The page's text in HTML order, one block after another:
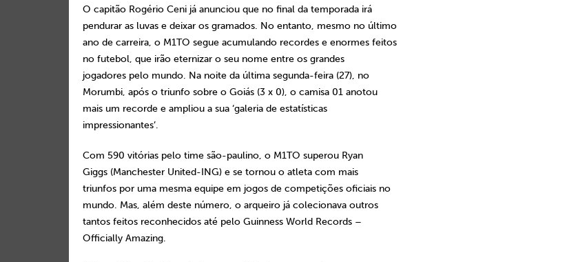
O capitão Rogério Ceni já anunciou que no final da temporada irá
pendurar as luvas e deixar os gramados. No entanto, mesmo no último
ano de carreira, o M1TO segue acumulando recordes e enormes feitos
no futebol, que irão eternizar o seu nome entre os grandes
jogadores pelo mundo. Na noite da última segunda-feira (27), no
Morumbi, após o triunfo sobre o Goiás (3 x 0), o camisa 01 anotou
mais um recorde e ampliou a sua ‘galeria de estatísticas
impressionantes’.
Com 590 vitórias pelo time são-paulino, o M1TO superou Ryan
Giggs (Manchester United-ING) e se tornou o atleta com mais
triunfos por uma mesma equipe em jogos de competições oficiais no
mundo. Mas, além deste número, o arqueiro já colecionava outros
tantos feitos reconhecidos até pelo Guinness World Records –
Officially Amazing.